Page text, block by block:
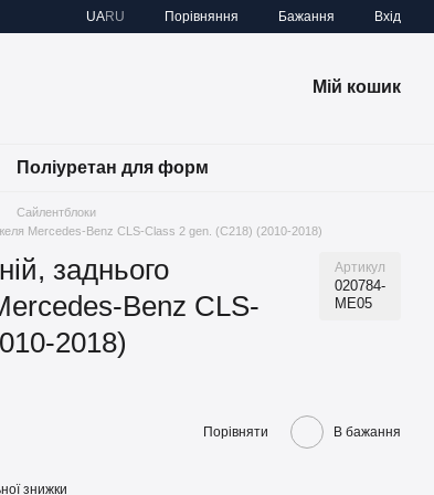
UARU Порівняння Бажання Вхід
Мій кошик
Поліуретан для форм
Сайлентблоки
Mercedes-Benz CLS-Class 2 gen. (C218) (2010-2018)
заднього
Benz CLS-
2018)
Артикул
020784-
ME05
Порівняти В бажання
знижки